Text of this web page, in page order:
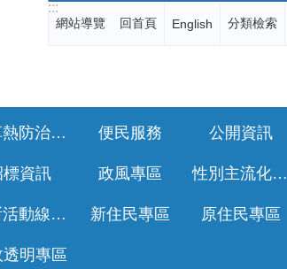
:::
網站導覽 回首頁 English 分類檢索
登革熱防治專區 便民服務 公開資訊
標資訊 政風專區 性別主流化專區
公所活動線上報名 新住民專區 原住民專區
明專區